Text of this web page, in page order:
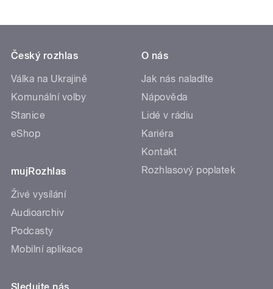
Český rozhlas
Válka na Ukrajině
Komunální volby
Stanice
eShop
mujRozhlas
Živé vysílání
Audioarchiv
Podcasty
Mobilní aplikace
O nás
Jak nás naladíte
Nápověda
Lidé v rádiu
Kariéra
Kontakt
Rozhlasový poplatek